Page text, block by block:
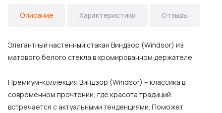
Описание Характеристики Отзывы
Элегантный настенный стакан Виндзор (Windsor) из
матового белого стекла в хромированном держателе.
Премиум-коллекция Виндзор (Windsor) – классика в
современном прочтении, где красота традиций
встречается с актуальными тенденциями. Поможет